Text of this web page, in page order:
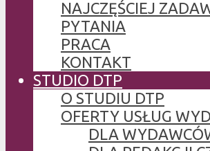
NAJCZĘŚCIEJ
PYTANIA
PRACA
KONTAKT
STUDIO DTP
O STUDIU DTP
OFERTY USŁUG
DLA